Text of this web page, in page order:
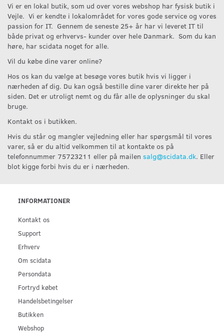
Vi er en lokal butik, som ud over vores webshop har fysisk butik i
Vejle. Vi er kendte i lokalområdet for vores gode service og vores
passion for IT. Gennem de seneste 25+ år har vi leveret IT til
både privat og erhvervs- kunder over hele Danmark. Som du kan
høre, har scidata noget for alle.
Vil du købe dine varer online?
Hos os kan du vælge at besøge vores butik hvis vi ligger i
nærheden af dig. Du kan også bestille dine varer direkte her på
siden. Det er utroligt nemt og du får alle de oplysninger du skal
bruge.
Kontakt os i butikken.
Hvis du står og mangler vejledning eller har spørgsmål til vores
varer, så er du altid velkommen til at kontakte os på
telefonnummer 75723211 eller på mailen salg@scidata.dk. Eller
blot kigge forbi hvis du er i nærheden.
INFORMATIONER
Kontakt os
Support
Erhverv
Om scidata
Persondata
Fortryd købet
Handelsbetingelser
Butikken
Webshop